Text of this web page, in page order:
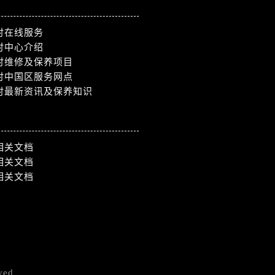
在线服务
中心介绍
维修及保养项目
中国区服务网点
最新资讯及保养知识
关文档
关文档
关文档